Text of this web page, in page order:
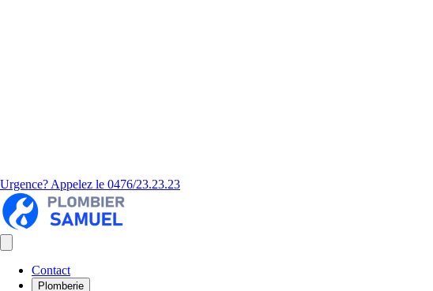
Urgence? Appelez le 0476/23.23.23
Contact
Plomberie